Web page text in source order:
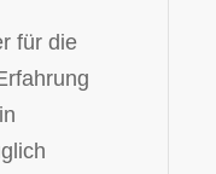
für die